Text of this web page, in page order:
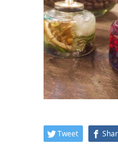
Tweet